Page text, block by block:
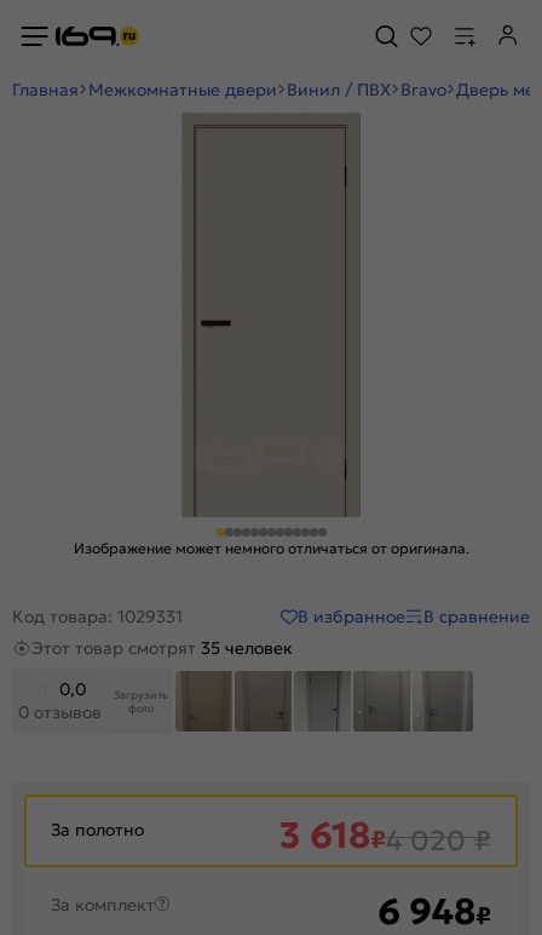
Главная Межкомнатные двери Винил / ПВХ Bravo Дверь
Изображение может немного отличаться от оригинала.
Код товара: 1029331 В избранное
В сравнение
Этот товар смотрят 35 человек
0,0
0 отзывов
Загрузить
фото
За полотно 3 618₽4 020₽
За комплект 6 948₽